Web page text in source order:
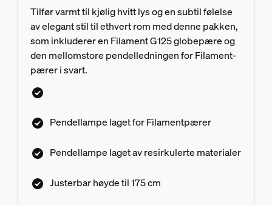
Tilfør varmt til kjølig hvitt lys og en subtil følelse
av elegant stil til ethvert rom med denne pakken,
som inkluderer en Filament G125 globepære og
den mellomstore pendelledningen for Filament-
pærer i svart.
Pendellampe laget for Filamentpærer
Pendellampe laget av resirkulerte materialer
Justerbar høyde til 175 cm